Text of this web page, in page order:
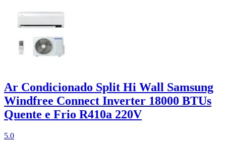
Ar Condicionado Split Hi Wall Samsung
Windfree Connect Inverter 18000 BTUs
Quente e Frio R410a 220V
5.0